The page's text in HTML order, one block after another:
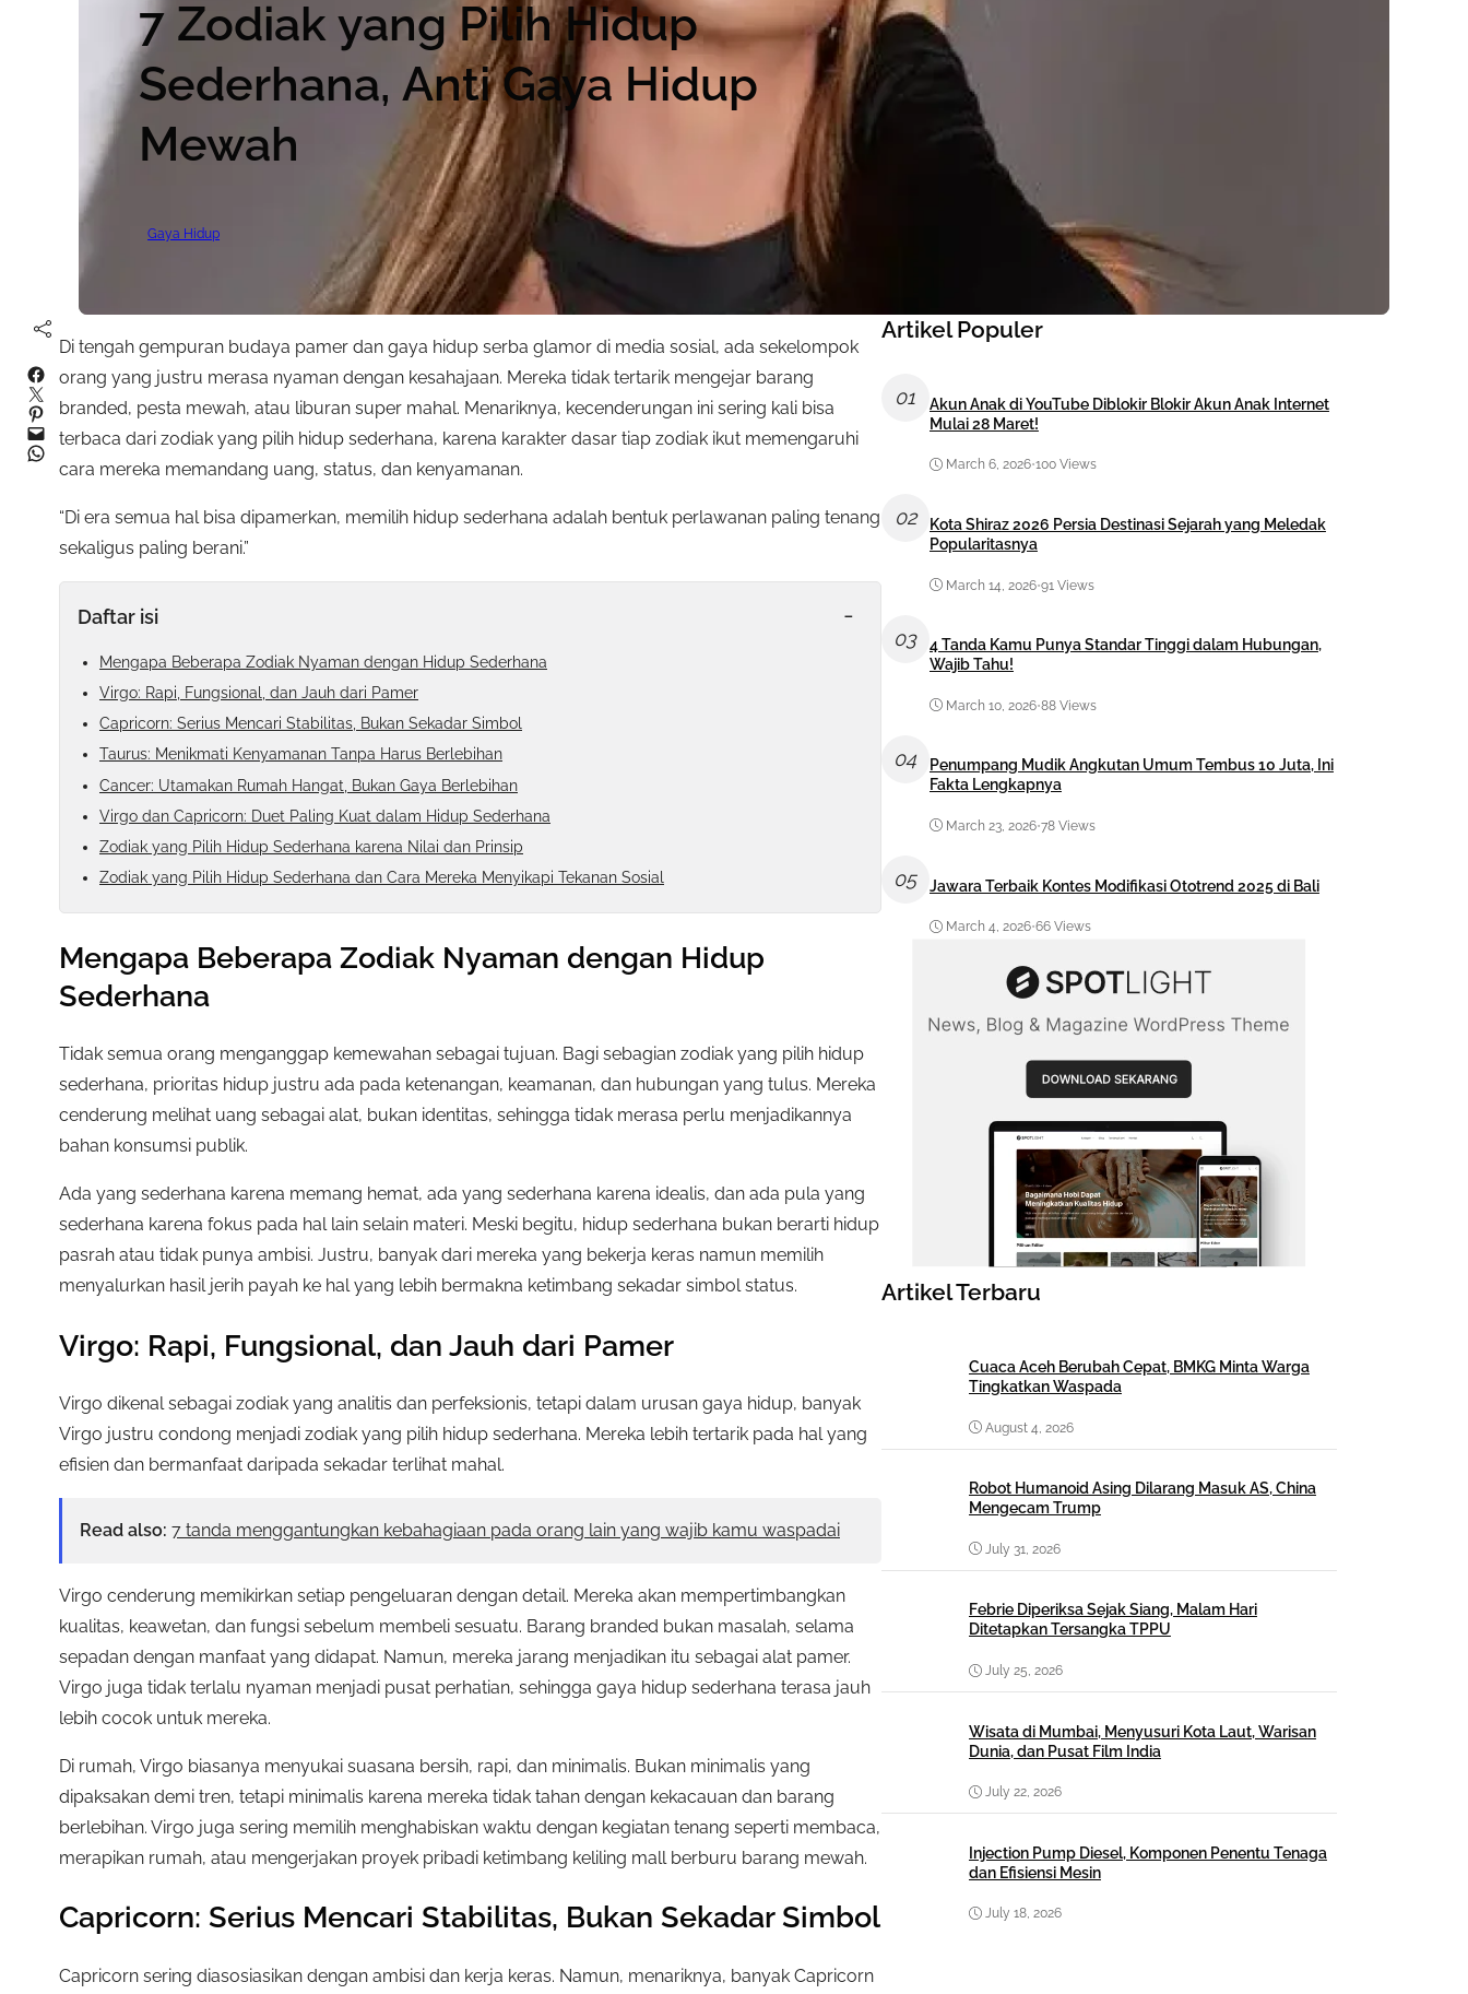
7 Zodiak yang Pilih Hidup
Sederhana, Anti Gaya Hidup
Mewah
Gaya Hidup
Facebook
Twitter
Pinterest
Mail
WhatsApp
Di tengah gempuran budaya pamer dan gaya hidup serba glamor di media sosial, ada sekelompok
orang yang justru merasa nyaman dengan kesahajaan. Mereka tidak tertarik mengejar barang
branded, pesta mewah, atau liburan super mahal. Menariknya, kecenderungan ini sering kali bisa
terbaca dari zodiak yang pilih hidup sederhana, karena karakter dasar tiap zodiak ikut memengaruhi
cara mereka memandang uang, status, dan kenyamanan.
“Di era semua hal bisa dipamerkan, memilih hidup sederhana adalah bentuk perlawanan paling tenang
sekaligus paling berani.”
Daftar isi -
Mengapa Beberapa Zodiak Nyaman dengan Hidup Sederhana
Virgo: Rapi, Fungsional, dan Jauh dari Pamer
Capricorn: Serius Mencari Stabilitas, Bukan Sekadar Simbol
Taurus: Menikmati Kenyamanan Tanpa Harus Berlebihan
Cancer: Utamakan Rumah Hangat, Bukan Gaya Berlebihan
Virgo dan Capricorn: Duet Paling Kuat dalam Hidup Sederhana
Zodiak yang Pilih Hidup Sederhana karena Nilai dan Prinsip
Zodiak yang Pilih Hidup Sederhana dan Cara Mereka Menyikapi Tekanan Sosial
Mengapa Beberapa Zodiak Nyaman dengan Hidup
Sederhana
Tidak semua orang menganggap kemewahan sebagai tujuan. Bagi sebagian zodiak yang pilih hidup
sederhana, prioritas hidup justru ada pada ketenangan, keamanan, dan hubungan yang tulus. Mereka
cenderung melihat uang sebagai alat, bukan identitas, sehingga tidak merasa perlu menjadikannya
bahan konsumsi publik.
Ada yang sederhana karena memang hemat, ada yang sederhana karena idealis, dan ada pula yang
sederhana karena fokus pada hal lain selain materi. Meski begitu, hidup sederhana bukan berarti hidup
pasrah atau tidak punya ambisi. Justru, banyak dari mereka yang bekerja keras namun memilih
menyalurkan hasil jerih payah ke hal yang lebih bermakna ketimbang sekadar simbol status.
Virgo: Rapi, Fungsional, dan Jauh dari Pamer
Virgo dikenal sebagai zodiak yang analitis dan perfeksionis, tetapi dalam urusan gaya hidup, banyak
Virgo justru condong menjadi zodiak yang pilih hidup sederhana. Mereka lebih tertarik pada hal yang
efisien dan bermanfaat daripada sekadar terlihat mahal.
Read also: 7 tanda menggantungkan kebahagiaan pada orang lain yang wajib kamu waspadai
Virgo cenderung memikirkan setiap pengeluaran dengan detail. Mereka akan mempertimbangkan
kualitas, keawetan, dan fungsi sebelum membeli sesuatu. Barang branded bukan masalah, selama
sepadan dengan manfaat yang didapat. Namun, mereka jarang menjadikan itu sebagai alat pamer.
Virgo juga tidak terlalu nyaman menjadi pusat perhatian, sehingga gaya hidup sederhana terasa jauh
lebih cocok untuk mereka.
Di rumah, Virgo biasanya menyukai suasana bersih, rapi, dan minimalis. Bukan minimalis yang
dipaksakan demi tren, tetapi minimalis karena mereka tidak tahan dengan kekacauan dan barang
berlebihan. Virgo juga sering memilih menghabiskan waktu dengan kegiatan tenang seperti membaca,
merapikan rumah, atau mengerjakan proyek pribadi ketimbang keliling mall berburu barang mewah.
Capricorn: Serius Mencari Stabilitas, Bukan Sekadar Simbol
Capricorn sering diasosiasikan dengan ambisi dan kerja keras. Namun, menariknya, banyak Capricorn
Artikel Populer
01
Akun Anak di YouTube Diblokir Blokir Akun Anak Internet
Mulai 28 Maret!
March 6, 2026•100 Views
02
Kota Shiraz 2026 Persia Destinasi Sejarah yang Meledak
Popularitasnya
March 14, 2026•91 Views
03
4 Tanda Kamu Punya Standar Tinggi dalam Hubungan,
Wajib Tahu!
March 10, 2026•88 Views
04
Penumpang Mudik Angkutan Umum Tembus 10 Juta, Ini
Fakta Lengkapnya
March 23, 2026•78 Views
05 Jawara Terbaik Kontes Modifikasi Ototrend 2025 di Bali
March 4, 2026•66 Views
Artikel Terbaru
Cuaca Aceh Berubah Cepat, BMKG Minta Warga
Tingkatkan Waspada
August 4, 2026
Robot Humanoid Asing Dilarang Masuk AS, China
Mengecam Trump
July 31, 2026
Febrie Diperiksa Sejak Siang, Malam Hari
Ditetapkan Tersangka TPPU
July 25, 2026
Wisata di Mumbai, Menyusuri Kota Laut, Warisan
Dunia, dan Pusat Film India
July 22, 2026
Injection Pump Diesel, Komponen Penentu Tenaga
dan Efisiensi Mesin
July 18, 2026